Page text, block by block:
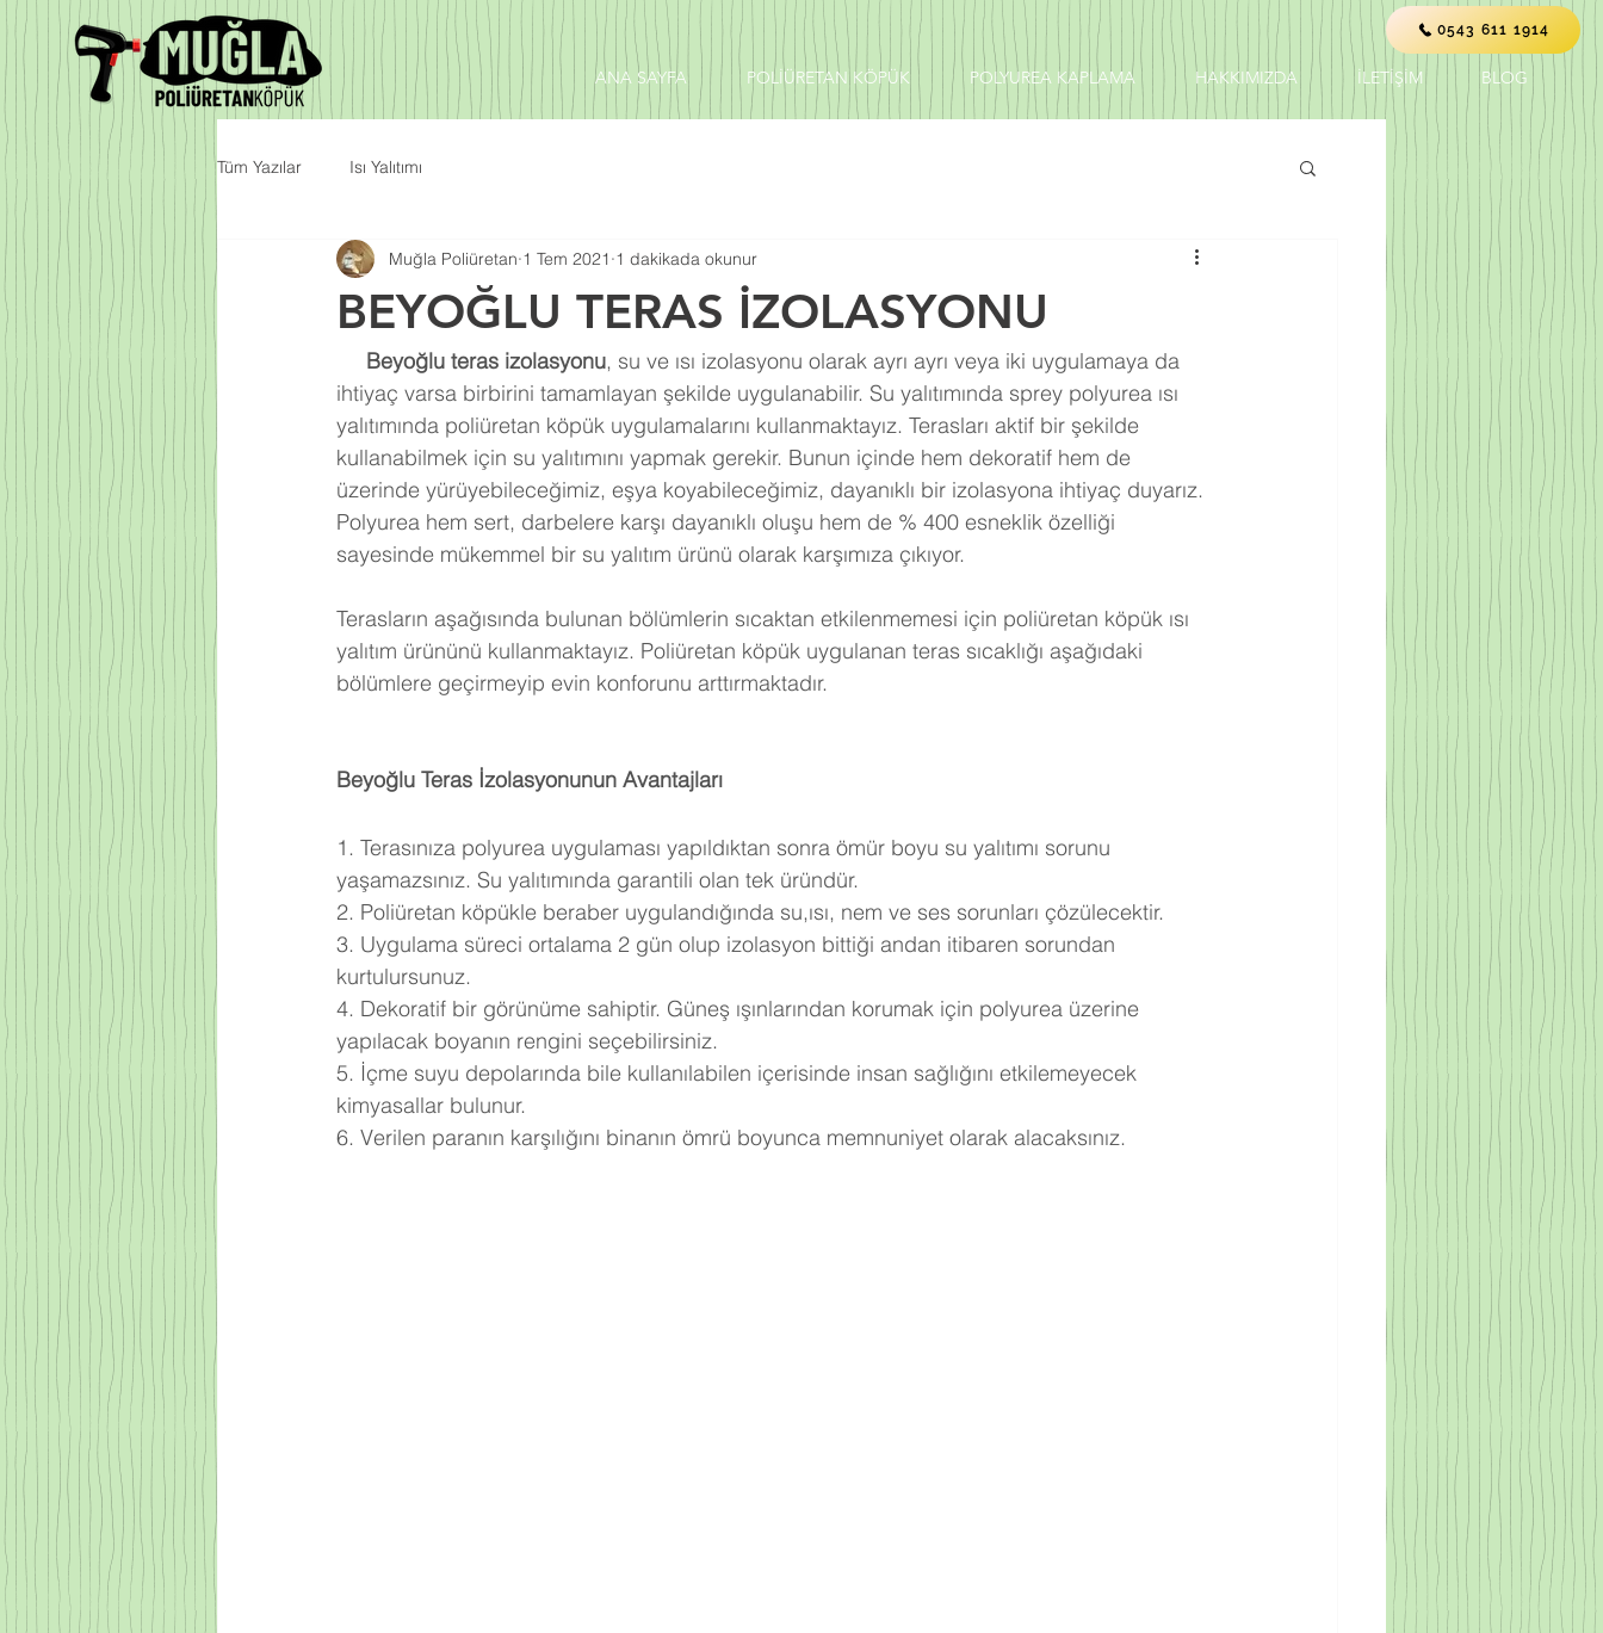
ANA SAYFA POLİÜRETAN KÖPÜK POLYUREA KAPLAMA HAKKIMIZDA İLETİŞİM BLOG
0543 611 1914
Tüm Yazılar Isı Yalıtımı
BEYOĞLU TERAS İZOLASYONU
Muğla Poliüretan 1 Tem 2021 1 dakikada okunur
Beyoğlu teras izolasyonu, su ve ısı izolasyonu olarak ayrı ayrı veya iki uygulamaya da
ihtiyaç varsa birbirini tamamlayan şekilde uygulanabilir. Su yalıtımında sprey polyurea ısı
yalıtımında poliüretan köpük uygulamalarını kullanmaktayız. Terasları aktif bir şekilde
kullanabilmek için su yalıtımını yapmak gerekir. Bunun içinde hem dekoratif hem de
üzerinde yürüyebileceğimiz, eşya koyabileceğimiz, dayanıklı bir izolasyona ihtiyaç duyarız.
Polyurea hem sert, darbelere karşı dayanıklı oluşu hem de % 400 esneklik özelliği
sayesinde mükemmel bir su yalıtım ürünü olarak karşımıza çıkıyor.
Terasların aşağısında bulunan bölümlerin sıcaktan etkilenmemesi için poliüretan köpük ısı
yalıtım ürününü kullanmaktayız. Poliüretan köpük uygulanan teras sıcaklığı aşağıdaki
bölümlere geçirmeyip evin konforunu arttırmaktadır.
Beyoğlu Teras İzolasyonunun Avantajları
1. Terasınıza polyurea uygulaması yapıldıktan sonra ömür boyu su yalıtımı sorunu
yaşamazsınız. Su yalıtımında garantili olan tek üründür.
2. Poliüretan köpükle beraber uygulandığında su,ısı, nem ve ses sorunları çözülecektir.
3. Uygulama süreci ortalama 2 gün olup izolasyon bittiği andan itibaren sorundan
kurtulursunuz.
4. Dekoratif bir görünüme sahiptir. Güneş ışınlarından korumak için polyurea üzerine
yapılacak boyanın rengini seçebilirsiniz.
5. İçme suyu depolarında bile kullanılabilen içerisinde insan sağlığını etkilemeyecek
kimyasallar bulunur.
6. Verilen paranın karşılığını binanın ömrü boyunca memnuniyet olarak alacaksınız.